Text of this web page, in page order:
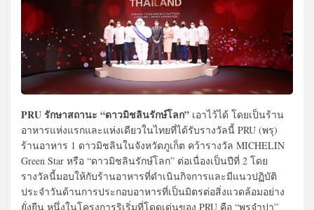
PRU รักษาสถานะ “ดาวมิชลินรักษ์โลก” เอาไว้ได้ โดยเป็นร้าน
อาหารแห่งแรกและแห่งเดียวในไทยที่ได้รับรางวัลนี้ PRU (พรุ)
ร้านอาหาร 1 ดาวมิชลินในจังหวัดภูเก็ต คว้ารางวัล MICHELIN
Green Star หรือ “ดาวมิชลินรักษ์โลก” ต่อเนื่องเป็นปีที่ 2 โดย
รางวัลนี้มอบให้กับร้านอาหารที่ดำเนินกิจการและมีแนวปฏิบัติ
ประจำวันด้านการประกอบอาหารที่เป็นมิตรต่อสิ่งแวดล้อมอย่าง
ยั่งยืน หนึ่งในโครงการริเริ่มที่โดดเด่นของ PRU คือ “พรุจำปา”